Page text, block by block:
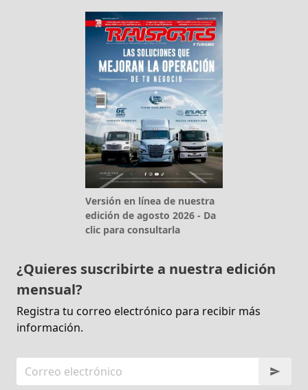
Versión en línea de nuestra
edición de agosto 2026 - Da
clic para consultarla
¿Quieres suscribirte a nuestra edición
mensual?
Registra tu correo electrónico para recibir más
información.